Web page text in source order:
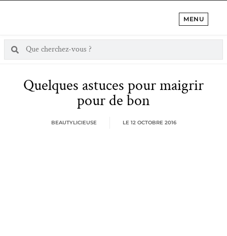
MENU
Quelques astuces pour maigrir
pour de bon
BEAUTYLICIEUSE LE 12 OCTOBRE 2016